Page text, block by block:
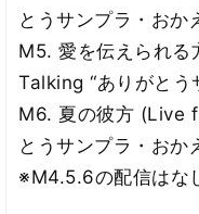
とうサンプラ・おか
M5. 愛を伝えられ
Talking “ありがとう
M6. 夏の彼方 (Live
とうサンプラ・おか
※M4.5.6の配信はな